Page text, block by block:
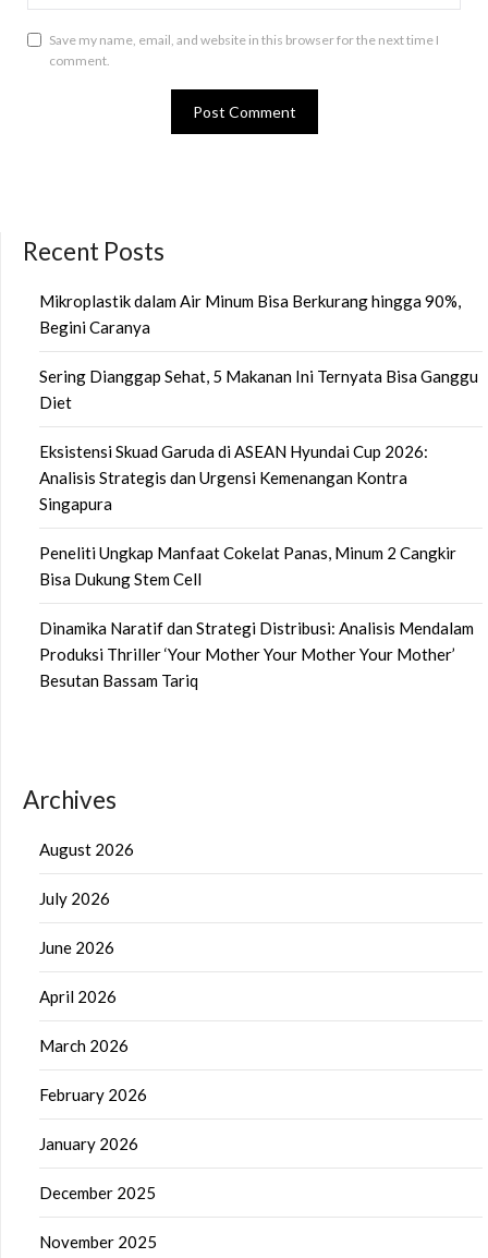
Save my name, email, and website in this browser for the next time I
comment.
Recent Posts
Mikroplastik dalam Air Minum Bisa Berkurang hingga 90%,
Begini Caranya
Sering Dianggap Sehat, 5 Makanan Ini Ternyata Bisa Ganggu
Diet
Eksistensi Skuad Garuda di ASEAN Hyundai Cup 2026:
Analisis Strategis dan Urgensi Kemenangan Kontra
Singapura
Peneliti Ungkap Manfaat Cokelat Panas, Minum 2 Cangkir
Bisa Dukung Stem Cell
Dinamika Naratif dan Strategi Distribusi: Analisis Mendalam
Produksi Thriller ‘Your Mother Your Mother Your Mother’
Besutan Bassam Tariq
Archives
August 2026
July 2026
June 2026
April 2026
March 2026
February 2026
January 2026
December 2025
November 2025